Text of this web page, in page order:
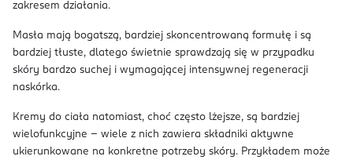
zakresem działania.
Masła mają bogatszą, bardziej skoncentrowaną formułę i są
bardziej tłuste, dlatego świetnie sprawdzają się w przypadku
skóry bardzo suchej i wymagającej intensywnej regeneracji
naskórka.
Kremy do ciała natomiast, choć często lżejsze, są bardziej
wielofunkcyjne – wiele z nich zawiera składniki aktywne
ukierunkowane na konkretne potrzeby skóry. Przykładem może